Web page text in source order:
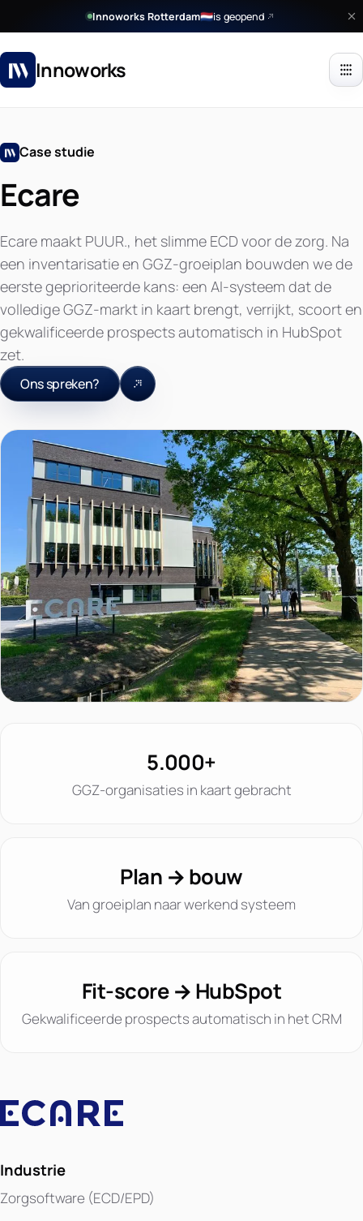
Innoworks Rotterdam🇳🇱is geopend
Innoworks
Case studie
Ecare
Ecare maakt PUUR., het slimme ECD voor de zorg. Na
een inventarisatie en GGZ-groeiplan bouwden we de
eerste geprioriteerde kans: een AI-systeem dat de
volledige GGZ-markt in kaart brengt, verrijkt, scoort en
gekwalificeerde prospects automatisch in HubSpot
zet.
Ons spreken?
5.000+
GGZ-organisaties in kaart gebracht
Plan → bouw
Van groeiplan naar werkend systeem
Fit-score → HubSpot
Gekwalificeerde prospects automatisch in het CRM
Industrie
Zorgsoftware (ECD/EPD)